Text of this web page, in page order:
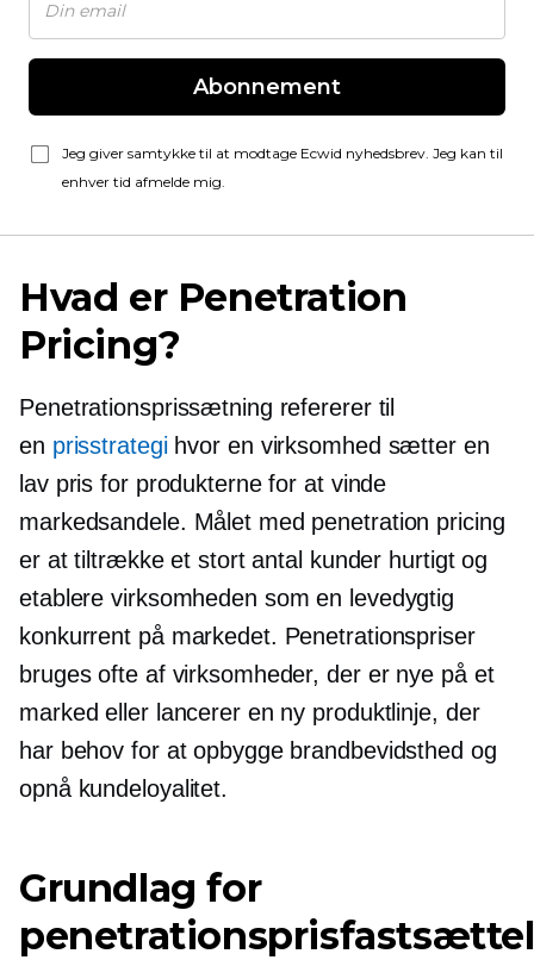
Abonnement
Jeg giver samtykke til at modtage Ecwid nyhedsbrev. Jeg kan til
enhver tid afmelde mig.
Hvad er Penetration
Pricing?
Penetrationsprissætning refererer til
en prisstrategihvor en virksomhed sætter en
lav pris for produkterne for at vinde
markedsandele. Målet med penetration pricing
er at tiltrække et stort antal kunder hurtigt og
etablere virksomheden som en levedygtig
konkurrent på markedet. Penetrationspriser
bruges ofte af virksomheder, der er nye på et
marked eller lancerer en ny produktlinje, der
har behov for at opbygge brandbevidsthed og
opnå kundeloyalitet.
Grundlag for